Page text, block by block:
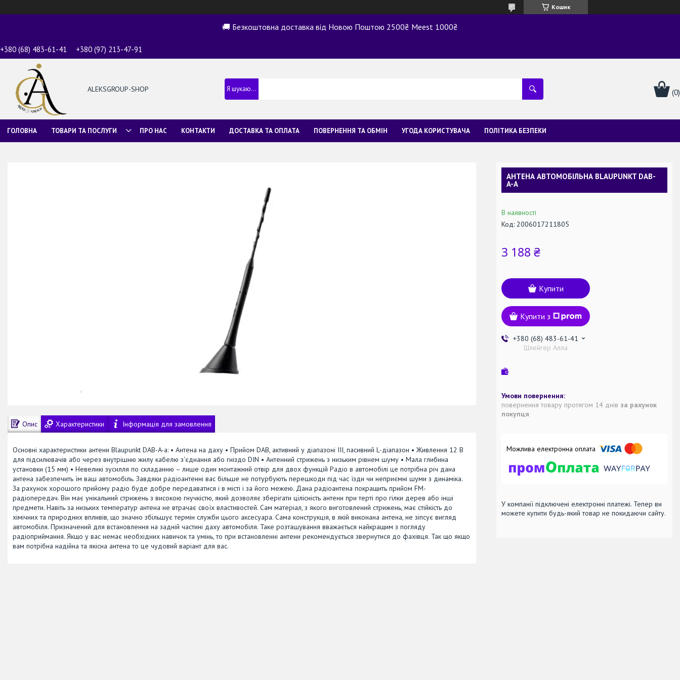
Кошик
🚚 Безкоштовна доставка від Новою Поштою 2500₴ Meest 1000₴
+380 (68) 483-61-41 +380 (97) 213-47-91
ALEKSGROUP-SHOP
ГОЛОВНА ТОВАРИ ТА ПОСЛУГИ ПРО НАС КОНТАКТИ ДОСТАВКА ТА ОПЛАТА ПОВЕРНЕННЯ ТА ОБМІН УГОДА КОРИСТУВАЧА ПОЛІТИКА БЕЗПЕКИ
Опис Характеристики Інформація для замовлення
Основні характеристики антени Blaupunkt DAB-A-a: • Антена на даху • Прийом DAB, активний у діапазоні III, пасивний L-діапазон • Живлення 12 В
для підсилювачів або через внутрішню жилу кабелю з'єднання або гніздо DIN • Антенний стрижень з низьким рівнем шуму • Мала глибина
установки (15 мм) • Невеликі зусилля по складанню – лише один монтажний отвір для двох функцій Радіо в автомобілі це потрібна річ дана
антена забезпечить їм ваш автомобіль. Завдяки радіоантенні вас більше не потурбують перешкоди під час їзди чи неприємні шуми з динаміка.
За рахунок хорошого прийому радіо буде добре передаватися і в місті і за його межею. Дана радіоантена покращить прийом FM-
радіопередач. Він має унікальний стрижень з високою гнучкістю, який дозволяє зберігати цілісність антени при терті про гілки дерев або інші
предмети. Навіть за низьких температур антена не втрачає своїх властивостей. Сам матеріал, з якого виготовлений стрижень, має стійкість до
хімічних та природних впливів, що значно збільшує термін служби цього аксесуара. Сама конструкція, в якій виконана антена, не зіпсує вигляд
автомобіля. Призначений для встановлення на задній частині даху автомобіля. Таке розташування вважається найкращим з погляду
радіоприймання. Якщо у вас немає необхідних навичок та умінь, то при встановленні антени рекомендується звернутися до фахівця. Так що якщо
вам потрібна надійна та якісна антена то це чудовий варіант для вас.
АНТЕНА АВТОМОБІЛЬНА BLAUPUNKT DAB-
A-A
В наявності
Код: 2006017211805
3 188 ₴
Купити
Купити з
+380 (68) 483-61-41
Шлейгер Алла
повернення товару протягом 14 днів за рахунок
покупця
У компанії підключені електронні платежі. Тепер ви
можете купити будь-який товар не покидаючи сайту.